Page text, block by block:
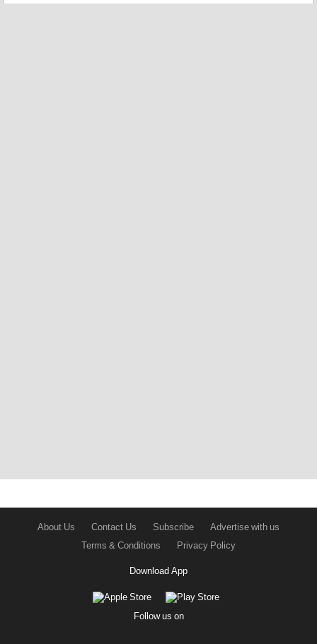
About Us Contact Us Subscribe
Advertise with us
Terms & Conditions
Privacy Policy
Download App
Follow us on